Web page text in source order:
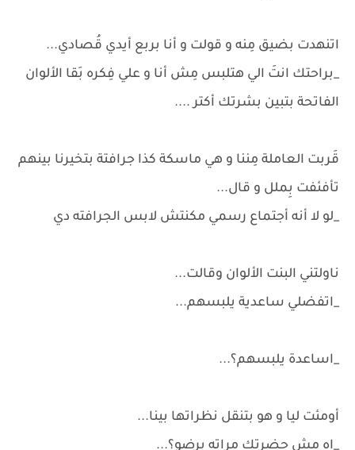
اتنهدت بضيق مِنه و قولت و أنا بربع أيدي قُصادي...
_براحتك انتَ الي هتلبس مِش أنا و علي فِكره بَقا الألوان
الفاتحة بتبين بشرتك أكتر ....
قَربت العاملة مِننا و هي ماسكة كذا جرافتة بتخيرنا بينهم
تأفئفت بِملل و قال...
_لو لا أنه أجتماع رسمي مكنتش لابس الجرافته دي
ناولتني البنت الألوان وقالت...
_اتفضلي ساعدية يلبسهم...
_اساعدة يلبسهم؟...
أومئت ليا و هو بتنقل نظراتها بينا...
_اه مِش حضرتك مراته برضو؟...